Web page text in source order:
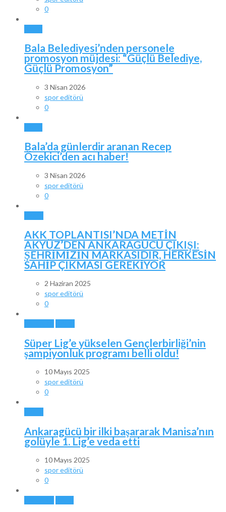
0
Bala Belediyesi’nden personele
promosyon müjdesi: “Güçlü Belediye,
Güçlü Promosyon”
3 Nisan 2026
spor editörü
0
Bala’da günlerdir aranan Recep
Özekici’den acı haber!
3 Nisan 2026
spor editörü
0
AKK TOPLANTISI’NDA METİN
AKYÜZ’DEN ANKARAGÜCÜ ÇIKIŞI:
ŞEHRİMİZİN MARKASIDIR, HERKESİN
SAHİP ÇIKMASI GEREKİYOR
2 Haziran 2025
spor editörü
0
Süper Lig’e yükselen Gençlerbirliği’nin
şampiyonluk programı belli oldu!
10 Mayıs 2025
spor editörü
0
Ankaragücü bir ilki başararak Manisa’nın
golüyle 1. Lig’e veda etti
10 Mayıs 2025
spor editörü
0